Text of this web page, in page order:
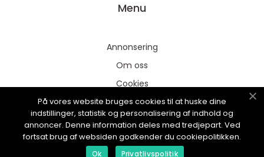
Menu
Annonsering
Om oss
Cookies
Kontakta oss
Sitemap
På vores website bruges cookies til at huske dine
indstillinger, statistik og personalisering af indhold og
annoncer. Denne information deles med tredjepart. Ved
fortsat brug af websiden godkender du cookiepolitikken.
Ok Privatlivspolitik